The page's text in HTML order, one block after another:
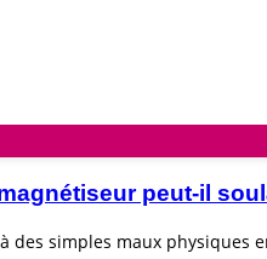
peut-il
des simples maux physiques